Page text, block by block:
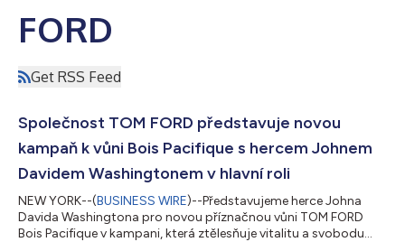
FORD
Get RSS Feed
Společnost TOM FORD představuje novou
kampaň k vůni Bois Pacifique s hercem Johnem
Davidem Washingtonem v hlavní roli
NEW YORK--(BUSINESS WIRE)--Představujeme herce Johna
Davida Washingtona pro novou příznačnou vůni TOM FORD
Bois Pacifique v kampani, která ztělesňuje vitalitu a svobodu